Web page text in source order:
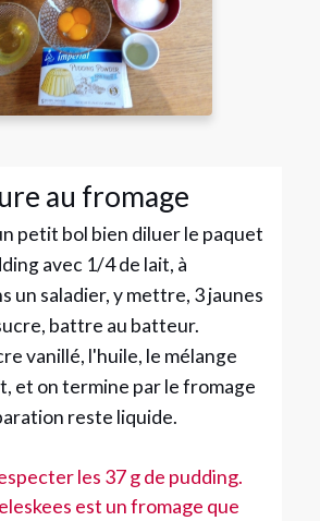
au fromage
petit bol bien diluer le paquet
avec 1/4 de lait, à
un saladier, y mettre, 3 jaunes
battre au batteur.
vanillé, l'huile, le mélange
et on termine par le fromage
reste liquide.
les 37 g de pudding.
est un fromage que